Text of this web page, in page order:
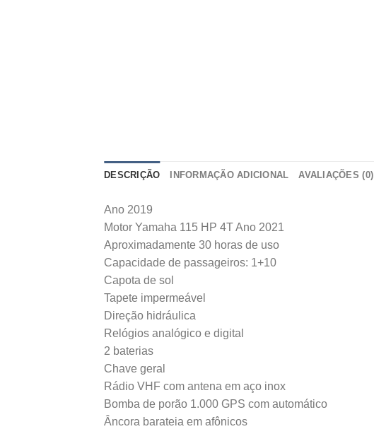
DESCRIÇÃO INFORMAÇÃO ADICIONAL AVALIAÇÕES (0)
Ano 2019
Motor Yamaha 115 HP 4T Ano 2021
Aproximadamente 30 horas de uso
Capacidade de passageiros: 1+10
Capota de sol
Tapete impermeável
Direção hidráulica
Relógios analógico e digital
2 baterias
Chave geral
Rádio VHF com antena em aço inox
Bomba de porão 1.000 GPS com automático
Âncora barateia em afônicos